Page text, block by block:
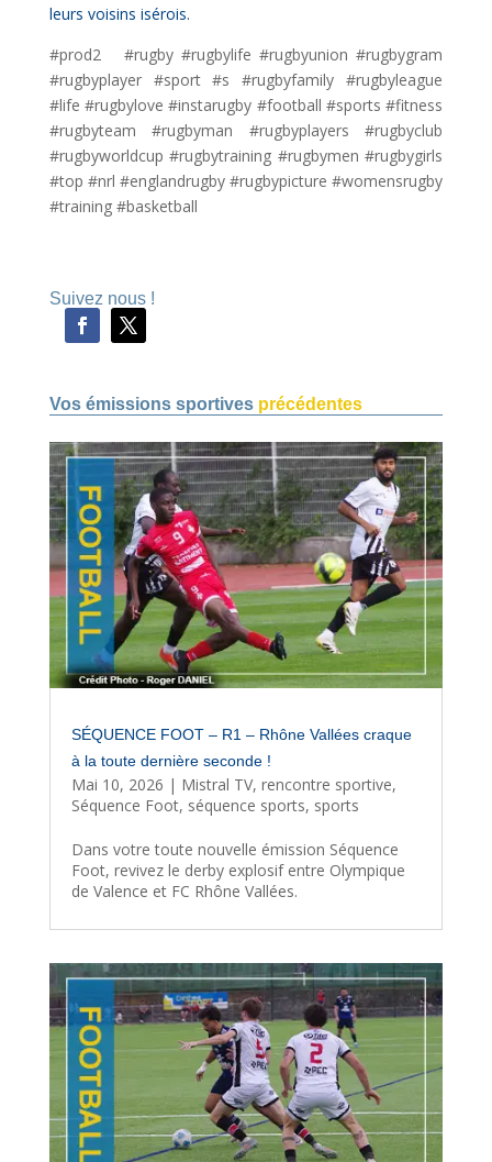
leurs voisins isérois.
#prod2#rugby #rugbylife #rugbyunion #rugbygram
#rugbyplayer #sport #s #rugbyfamily #rugbyleague
#life #rugbylove #instarugby #football #sports #fitness
#rugbyteam #rugbyman #rugbyplayers #rugbyclub
#rugbyworldcup #rugbytraining #rugbymen #rugbygirls
#top #nrl #englandrugby #rugbypicture #womensrugby
#training #basketball
Suivez nous !
Vos émissions sportivesprécédentes
SÉQUENCE FOOT – R1 – Rhône Vallées craque
à la toute dernière seconde !
Mai 10, 2026 | Mistral TV, rencontre sportive,
Séquence Foot, séquence sports, sports
Dans votre toute nouvelle émission Séquence
Foot, revivez le derby explosif entre Olympique
de Valence et FC Rhône Vallées.